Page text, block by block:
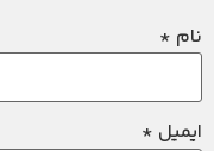
نام *
ایمیل *